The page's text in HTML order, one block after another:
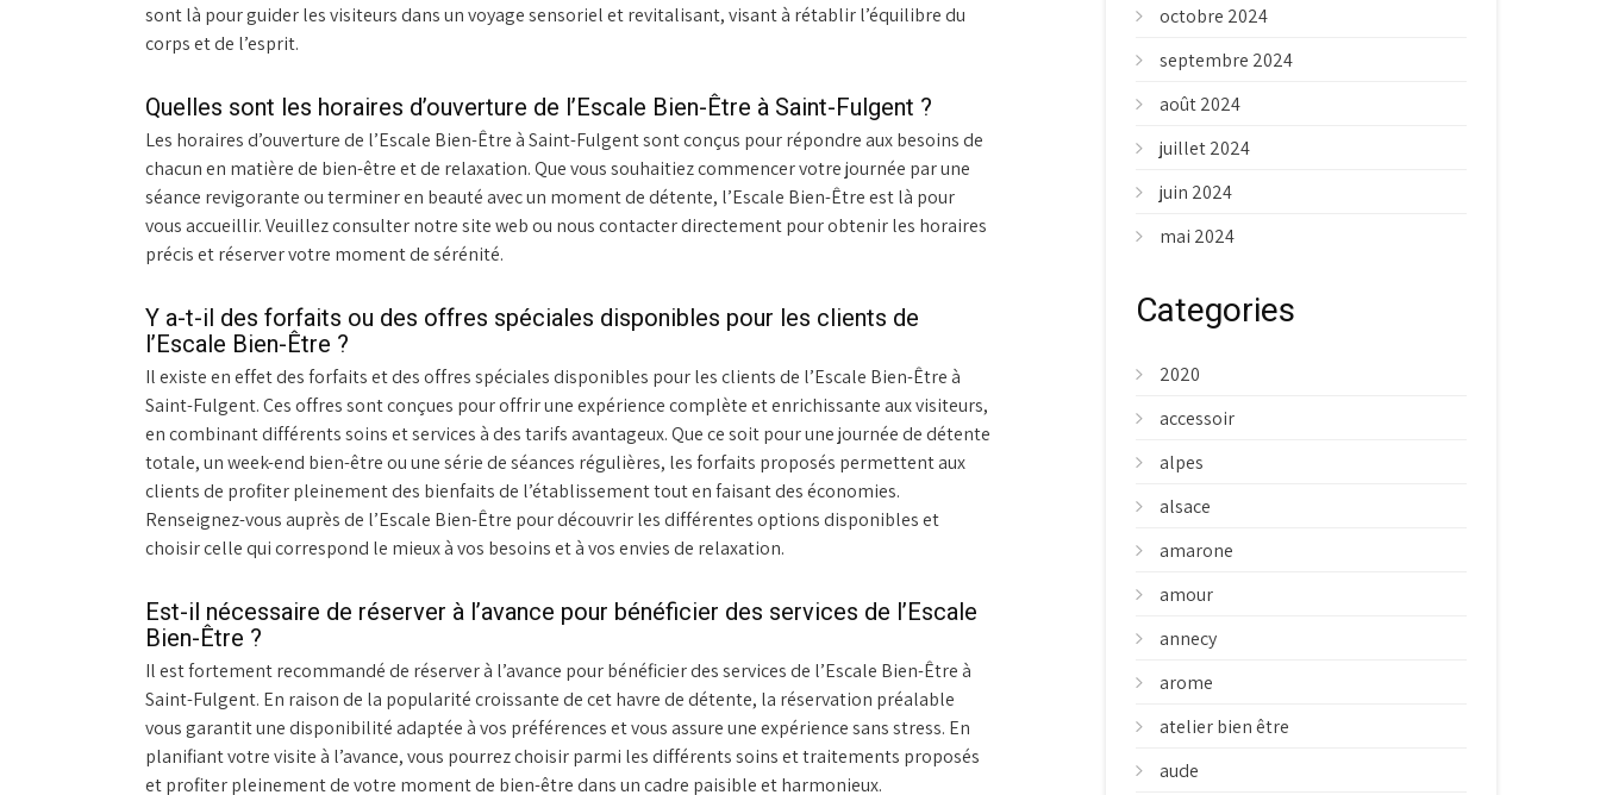
sont là pour guider les visiteurs dans un voyage sensoriel et revitalisant, visant à rétablir l’équilibre du
corps et de l’esprit.
Quelles sont les horaires d’ouverture de l’Escale Bien-Être à Saint-Fulgent ?
Les horaires d’ouverture de l’Escale Bien-Être à Saint-Fulgent sont conçus pour répondre aux besoins de
chacun en matière de bien-être et de relaxation. Que vous souhaitiez commencer votre journée par une
séance revigorante ou terminer en beauté avec un moment de détente, l’Escale Bien-Être est là pour
vous accueillir. Veuillez consulter notre site web ou nous contacter directement pour obtenir les horaires
précis et réserver votre moment de sérénité.
Y a-t-il des forfaits ou des offres spéciales disponibles pour les clients de
l’Escale Bien-Être ?
Il existe en effet des forfaits et des offres spéciales disponibles pour les clients de l’Escale Bien-Être à
Saint-Fulgent. Ces offres sont conçues pour offrir une expérience complète et enrichissante aux visiteurs,
en combinant différents soins et services à des tarifs avantageux. Que ce soit pour une journée de détente
totale, un week-end bien-être ou une série de séances régulières, les forfaits proposés permettent aux
clients de profiter pleinement des bienfaits de l’établissement tout en faisant des économies.
Renseignez-vous auprès de l’Escale Bien-Être pour découvrir les différentes options disponibles et
choisir celle qui correspond le mieux à vos besoins et à vos envies de relaxation.
Est-il nécessaire de réserver à l’avance pour bénéficier des services de l’Escale
Bien-Être ?
Il est fortement recommandé de réserver à l’avance pour bénéficier des services de l’Escale Bien-Être à
Saint-Fulgent. En raison de la popularité croissante de cet havre de détente, la réservation préalable
vous garantit une disponibilité adaptée à vos préférences et vous assure une expérience sans stress. En
planifiant votre visite à l’avance, vous pourrez choisir parmi les différents soins et traitements proposés
et profiter pleinement de votre moment de bien-être dans un cadre paisible et harmonieux.
octobre 2024
septembre 2024
août 2024
juillet 2024
juin 2024
mai 2024
Categories
2020
accessoir
alpes
alsace
amarone
amour
annecy
arome
atelier bien être
aude